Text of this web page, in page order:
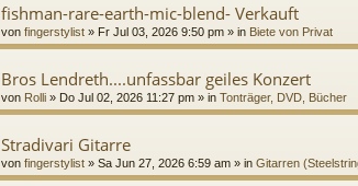
fishman-rare-earth-mic-blend- Verkauft
von fingerstylist » Fr Jul 03, 2026 9:50 pm » in Biete von Privat
Bros Lendreth....unfassbar geiles Konzert
von Rolli » Do Jul 02, 2026 11:27 pm » in Tonträger, DVD, Bücher
Stradivari Gitarre
von fingerstylist » Sa Jun 27, 2026 6:59 am » in Gitarren